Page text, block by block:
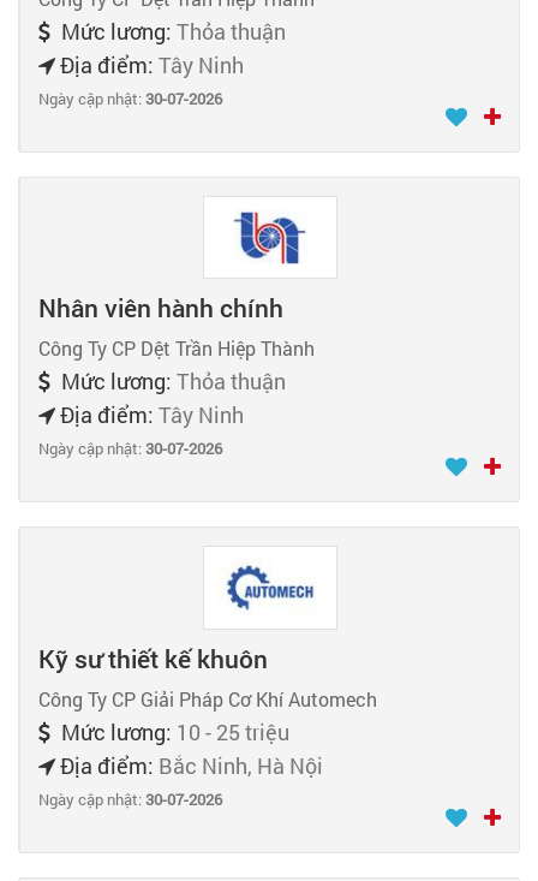
Mức lương: Thỏa thuận
Địa điểm: Tây Ninh
Ngày cập nhật:30-07-2026
Nhân viên hành chính
Công Ty CP Dệt Trần Hiệp Thành
Mức lương: Thỏa thuận
Địa điểm: Tây Ninh
Ngày cập nhật:30-07-2026
Kỹ sư thiết kế khuôn
Công Ty CP Giải Pháp Cơ Khí Automech
Mức lương: 10 - 25 triệu
Địa điểm: Bắc Ninh, Hà Nội
Ngày cập nhật:30-07-2026